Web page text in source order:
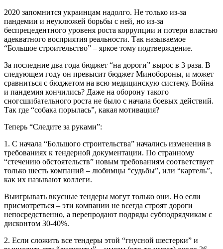
2020 запомнится украинцам надолго. Не только из-за
пандемии и неуклюжей борьбы с ней, но из-за
беспрецедентного уровеня роста коррупции и потери властью
адекватного восприятия реальности. Так называемое
“Большое строительство” – яркое тому подтверждение.
За последние два года бюджет “на дороги” вырос в 3 раза. В
следующем году он превысит бюджет Минобороны, и может
сравниться с бюджетом на всю медицинскую систему. Война
и пандемия кончились? Даже на оборону такого
сногсшибательного роста не было с начала боевых действий.
Так где “собака порылась”, какая мотивация?
Теперь “Следите за руками”:
1. С начала “Большого строительства” начались изменения в
требованиях к тендерной документации. По странному
“стечению обстоятельств” новым требованиям соответствует
только шесть компаний – любимцы “судьбы”, или “картель”,
как их называют коллеги.
Выигрывать вкусные тендеры могут только они. Но если
присмотреться – эти компании не всегда строят дороги
непосредственно, а перепродают подряды субподрядчикам с
дисконтом 30-40%.
2. Если сложить все тендеры этой “гнусной шестерки” и